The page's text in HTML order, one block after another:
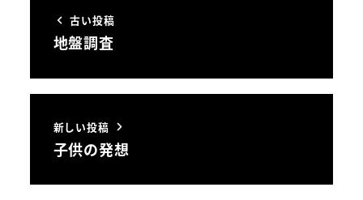
古い投稿
地盤調査
新しい投稿
子供の発想